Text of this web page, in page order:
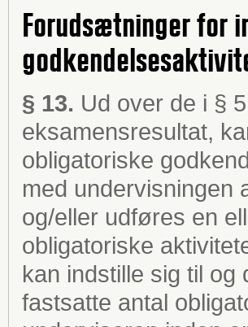
Forudsætninger for
§ 13. Ud over de i §
eksamensresultat,
obligatoriske
med undervisningen
og/eller udføres en
obligatoriske
kan indstille sig til
fastsatte antal